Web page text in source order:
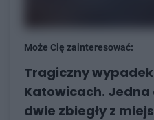
Może Cię zainteresować:
Tragiczny
Katowicach. Jedna
dwie zbiegły z